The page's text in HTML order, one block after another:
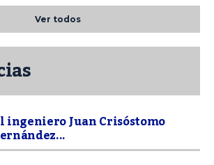
Ver todos
ingeniero Juan Crisóstomo